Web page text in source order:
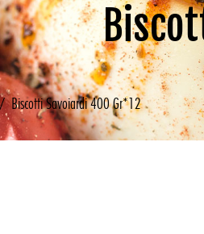
Savoiardi 400 Gr*12